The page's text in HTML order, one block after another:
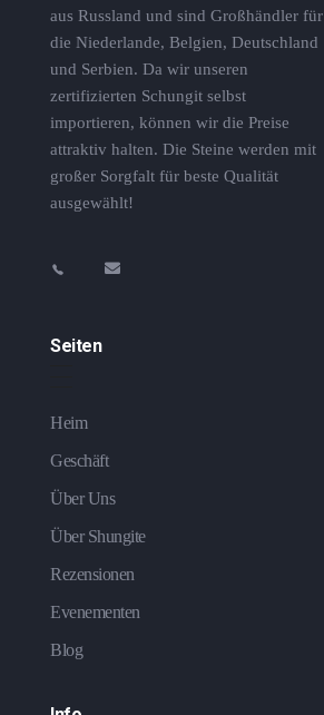
aus Russland und sind Großhändler für
die Niederlande, Belgien, Deutschland
und Serbien. Da wir unseren
zertifizierten Schungit selbst
importieren, können wir die Preise
attraktiv halten. Die Steine ​​werden mit
großer Sorgfalt für beste Qualität
ausgewählt!
Seiten
Heim
Geschäft
Über Uns
Über Shungite
Rezensionen
Evenementen
Blog